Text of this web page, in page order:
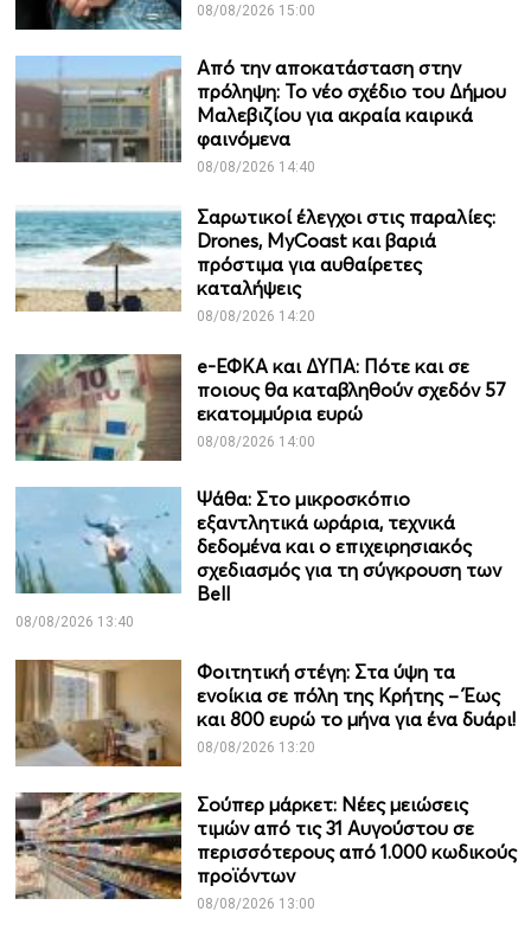
08/08/2026 15:00
Από την αποκατάσταση στην
πρόληψη: Το νέο σχέδιο του Δήμου
Μαλεβιζίου για ακραία καιρικά
φαινόμενα
08/08/2026 14:40
Σαρωτικοί έλεγχοι στις παραλίες:
Drones, MyCoast και βαριά
πρόστιμα για αυθαίρετες
καταλήψεις
08/08/2026 14:20
e-ΕΦΚΑ και ΔΥΠΑ: Πότε και σε
ποιους θα καταβληθούν σχεδόν 57
εκατομμύρια ευρώ
08/08/2026 14:00
Ψάθα: Στο μικροσκόπιο
εξαντλητικά ωράρια, τεχνικά
δεδομένα και ο επιχειρησιακός
σχεδιασμός για τη σύγκρουση των
Bell
08/08/2026 13:40
Φοιτητική στέγη: Στα ύψη τα
ενοίκια σε πόλη της Κρήτης – Έως
και 800 ευρώ το μήνα για ένα δυάρι!
08/08/2026 13:20
Σούπερ μάρκετ: Νέες μειώσεις
τιμών από τις 31 Αυγούστου σε
περισσότερους από 1.000 κωδικούς
προϊόντων
08/08/2026 13:00